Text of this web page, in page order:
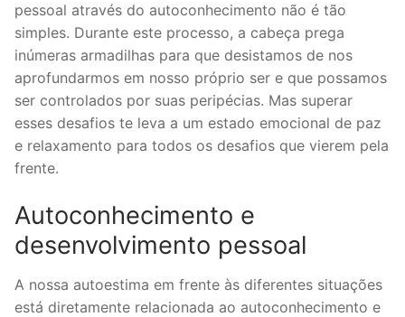
pessoal através do autoconhecimento não é tão
simples. Durante este processo, a cabeça prega
inúmeras armadilhas para que desistamos de nos
aprofundarmos em nosso próprio ser e que possamos
ser controlados por suas peripécias. Mas superar
esses desafios te leva a um estado emocional de paz
e relaxamento para todos os desafios que vierem pela
frente.
Autoconhecimento e
desenvolvimento pessoal
A nossa autoestima em frente às diferentes situações
está diretamente relacionada ao autoconhecimento e